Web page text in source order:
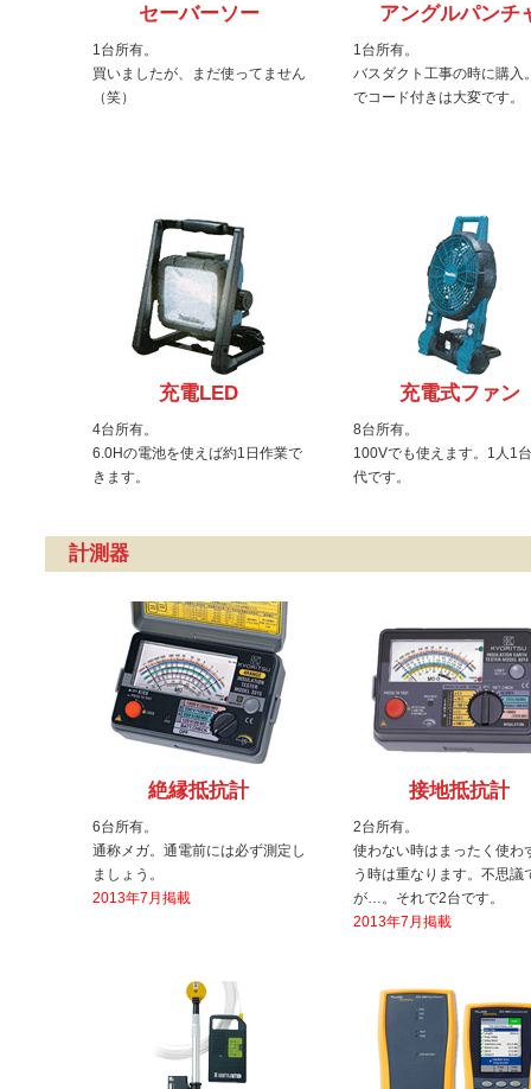
セーバーソー
1台所有。
買いましたが、まだ使ってません
（笑）
アングルパンチ
1台所有。
バスダクト工事の時に購入
でコード付きは大変です。
充電LED
4台所有。
6.0Hの電池を使えば約1日作業で
きます。
充電式ファン
8台所有。
100Vでも使えます。1人1
代です。
計測器
絶縁抵抗計
6台所有。
通称メガ。通電前には必ず測定し
ましょう。
2013年7月掲載
接地抵抗計
2台所有。
使わない時はまったく使わ
う時は重なります。不思議
が…。それで2台です。
2013年7月掲載